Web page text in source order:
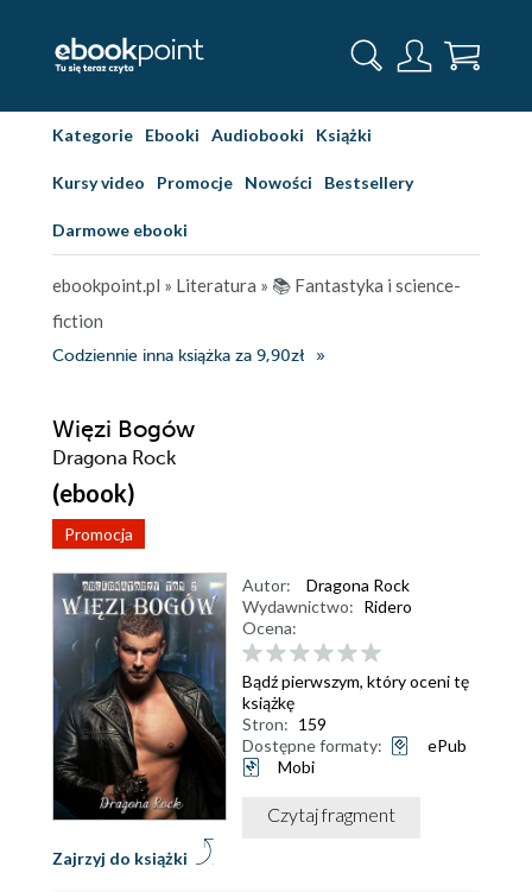
Kategorie Ebooki Audiobooki Książki
Kursy video Promocje Nowości Bestsellery
Darmowe ebooki
ebookpoint.pl » Literatura » 📚 Fantastyka i science-
fiction
Codziennie inna książka za 9,90zł
Więzi Bogów
Dragona Rock
(ebook)
Promocja
Zajrzyj do książki
Autor:
Dragona Rock
Wydawnictwo: Ridero
Ocena:
Bądź pierwszym, który oceni tę
książkę
Stron: 159
Dostępne formaty:
ePub
Mobi
Czytaj fragment